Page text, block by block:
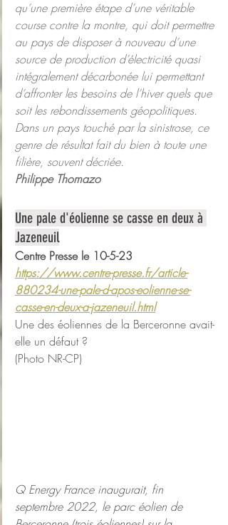
qu’une première étape d’une véritable
course contre la montre, qui doit permettre
au pays de disposer à nouveau d’une
source de production d’électricité quasi
intégralement décarbonée lui permettant
d’affronter les besoins de l’hiver quels que
soit les rebondissements géopolitiques.
Dans un pays touché par la sinistrose, ce
genre de résultat fait du bien à toute une
filière, souvent décriée.
Philippe Thomazo
Une pale d'éolienne se casse en deux à
Jazeneuil
Centre Presse le 10-5-23
https://www.centre-presse.fr/article-
880234-une-pale-d-apos-eolienne-se-
casse-en-deux-a-jazeneuil.html
Une des éoliennes de la Berceronne avait-
elle un défaut ?
(Photo NR-CP)
Q Energy France inaugurait, fin
septembre 2022, le parc éolien de